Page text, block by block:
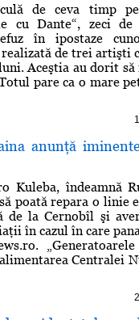
de ceva timp
cu Dante“, zeci de
în ipostaze
de trei artişti
Aceştia au dorit
pare ca o mare
anunţă
Kuleba, îndeamnă
poată repara o linie
de la Cernobîl şi
în cazul în care
Centralei